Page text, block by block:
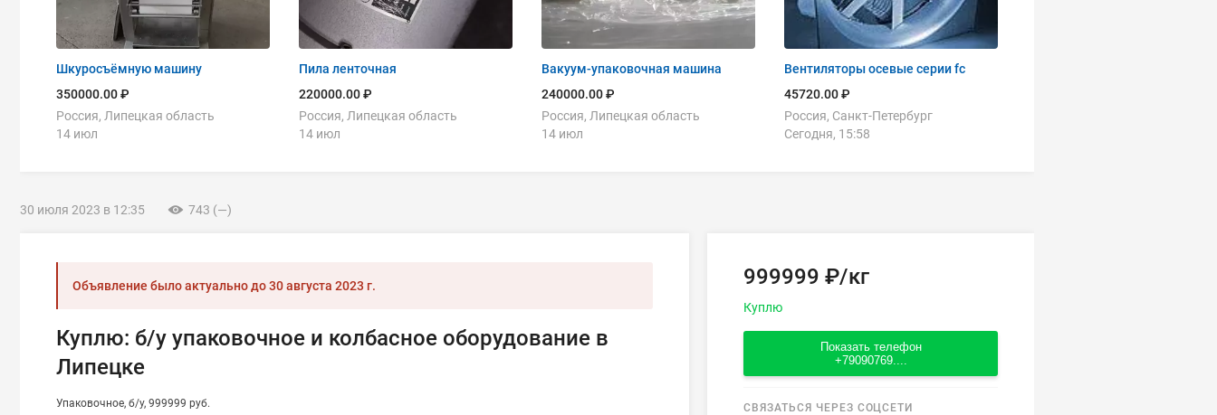
Шкуросъёмную машину
350000.00 ₽
Россия, Липецкая область
14 июл
Пила ленточная
220000.00 ₽
Россия, Липецкая область
14 июл
Вакуум-упаковочная машина
240000.00 ₽
Россия, Липецкая область
14 июл
Вентиляторы осевые серии fc
45720.00 ₽
Россия, Санкт-Петербург
Сегодня, 15:58
30 июля 2023 в 12:35 743 (—)
Объявление было актуально до30 августа 2023 г.
Куплю: б/у упаковочное и колбасное оборудование в
Липецке
Упаковочное б/у 999999 руб.
999999 ₽/кг
Куплю
Показать телефон
+79090769....
СВЯЗАТЬСЯ ЧЕРЕЗ СОЦСЕТИ